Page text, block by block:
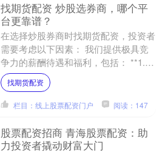
找期货配资 炒股选券商，哪个平
台更靠谱？
在选择炒股券商时找期货配资，投资者
需要考虑以下因素： 我们提供极具竞
争力的薪酬待遇和福利，包括： **1.
交易费用：**交易费用包括佣金、印花
税、过户费等。选....
找期货配资
栏目：线上股票配资门户 阅读：147
股票配资招商 青海股票配资：助
力投资者撬动财富大门